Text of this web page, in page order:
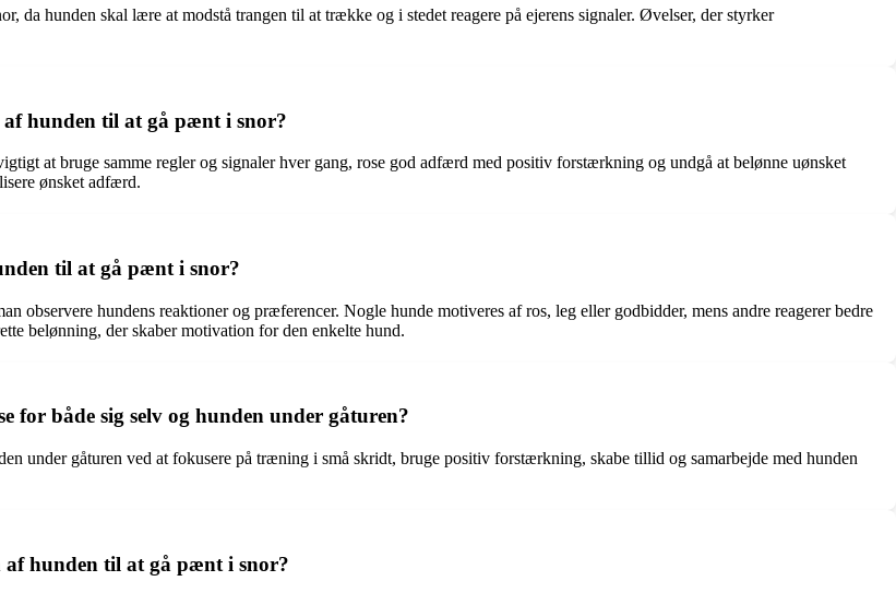
hunden skal lære at modstå trangen til at trække og i stedet reagere på ejerens signaler. Øvelser, der styrker
hunden til at gå pænt i snor?
at bruge samme regler og signaler hver gang, rose god adfærd med positiv forstærkning og undgå at belønne uønsket
ønsket adfærd.
til at gå pænt i snor?
observere hundens reaktioner og præferencer. Nogle hunde motiveres af ros, leg eller godbidder, mens andre reagerer bedre
belønning, der skaber motivation for den enkelte hund.
for både sig selv og hunden under gåturen?
under gåturen ved at fokusere på træning i små skridt, bruge positiv forstærkning, skabe tillid og samarbejde med hunden
hunden til at gå pænt i snor?